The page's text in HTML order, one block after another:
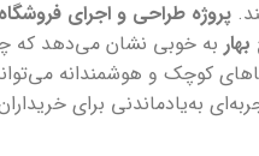
به خوبی نشان می‌دهد که
کوچک و هوشمندانه
به‌یادماندنی برای